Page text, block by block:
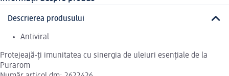
Descrierea produsului
Antiviral
Protejeajă-ți imunitatea cu sinergia de uleiuri esențiale de la
Purarom